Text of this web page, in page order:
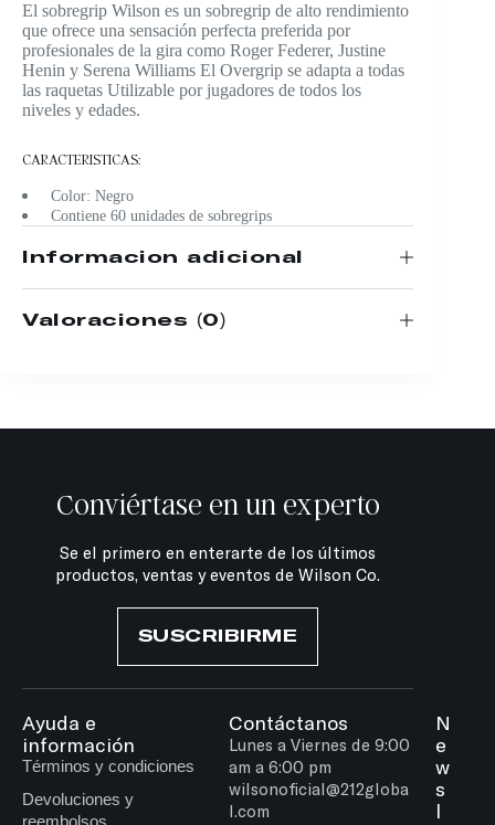
El sobregrip Wilson es un sobregrip de alto rendimiento
que ofrece una sensación perfecta preferida por
profesionales de la gira como Roger Federer, Justine
Henin y Serena Williams El Overgrip se adapta a todas
las raquetas Utilizable por jugadores de todos los
niveles y edades.
CARACTERISTICAS:
Color: Negro
Contiene 60 unidades de sobregrips
Información adicional
Valoraciones (0)
Conviértase en un experto
Se el primero en enterarte de los últimos
productos, ventas y eventos de Wilson Co.
SUSCRIBIRME
Ayuda e
información
Términos y condiciones
Devoluciones y
reembolsos
Contáctanos
Lunes a Viernes de 9:00
am a 6:00 pm
wilsonoficial@212globa
l.com
N
e
w
s
l